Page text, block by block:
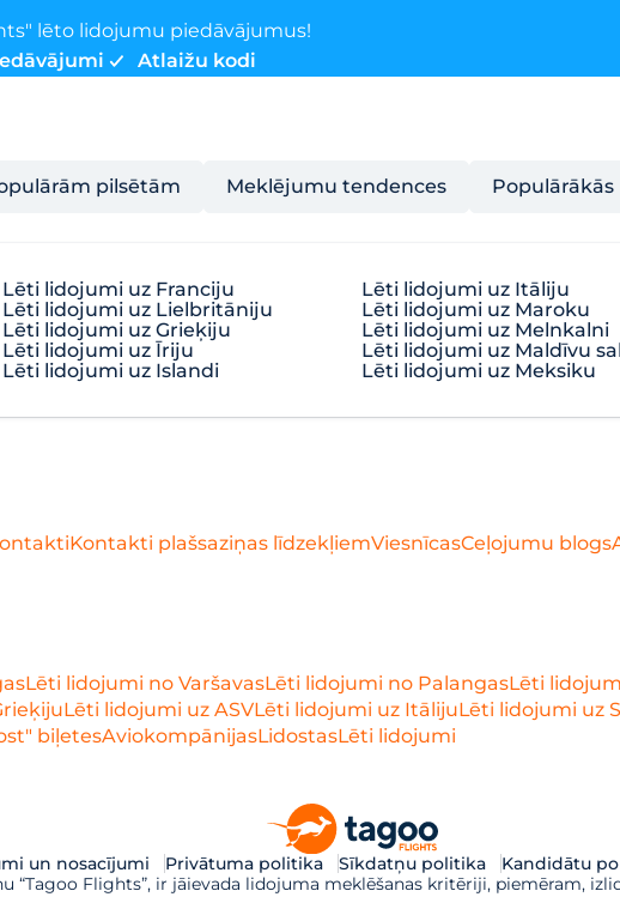
lēto lidojumu piedāvājumus!
Atlaižu kodi
pilsētām Meklējumu tendences
Lēti lidojumi uz Franciju
Lēti lidojumi uz Lielbritāniju
Lēti lidojumi uz Grieķiju
Lēti lidojumi uz Īriju
Lēti lidojumi uz Islandi
Lēti lidojumi uz Itāliju
Lēti lidojumi uz Maroku
Lēti lidojumi uz Melnkalni
Lēti lidojumi uz Maldīvu
Lēti lidojumi uz Meksiku
Kontakti plašsaziņas līdzekļiemViesnīcasCeļojumu blogs
Lēti lidojumi no VaršavasLēti lidojumi no PalangasLēti
Lēti lidojumi uz ASVLēti lidojumi uz ItālijuLēti lidojumi uz
biļetesAviokompānijasLidostasLēti lidojumi
un nosacījumi Privātuma politika Sīkdatņu politika
Kandidātu
“Tagoo Flights”, ir jāievada lidojuma meklēšanas kritēriji, piemēram,